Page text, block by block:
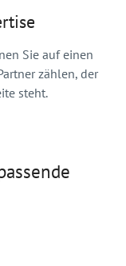
Sie auf einen
zählen, der
steht.